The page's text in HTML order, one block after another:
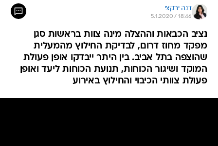
דנה ירקצי
5.1.2020 / 18:46
נציב הכבאות וההצלה מינה צוות בראשות סגן
מפקד מחוז דרום, לבדיקת החילוץ מהמעלית
שהוצפה בתל אביב. בין היתר ייבדקו אופן פעולת
המוקד ושיגור הכוחות, תנועת הכוחות ליעד ואופן
פעולת צוותי הכיבוי והחילוץ באירוע